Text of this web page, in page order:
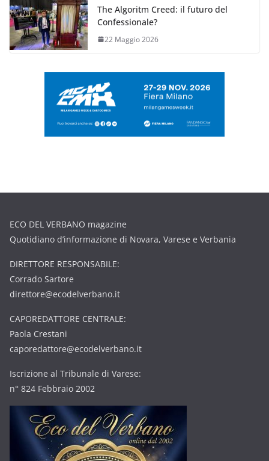
The Algoritm Creed: il futuro del
Confessionale?
22 Maggio 2026
ECO DEL VERBANO magazine
Quotidiano d’informazione di Novara, Varese e Verbania
DIRETTORE RESPONSABILE:
Corrado Sartore
direttore@ecodelverbano.it
CAPOREDATTORE CENTRALE:
Paola Crestani
caporedattore@ecodelverbano.it
Iscrizione al Tribunale di Varese:
n° 824 Febbraio 2002